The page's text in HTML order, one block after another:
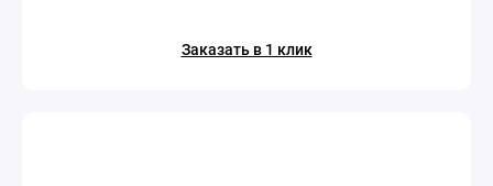
Заказать в 1 клик